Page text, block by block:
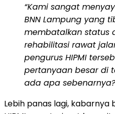
“Kami sangat
BNN Lampung yang
membatalkan status
rehabilitasi rawat
pengurus HIPMI
pertanyaan besar di
ada apa
Lebih panas lagi,